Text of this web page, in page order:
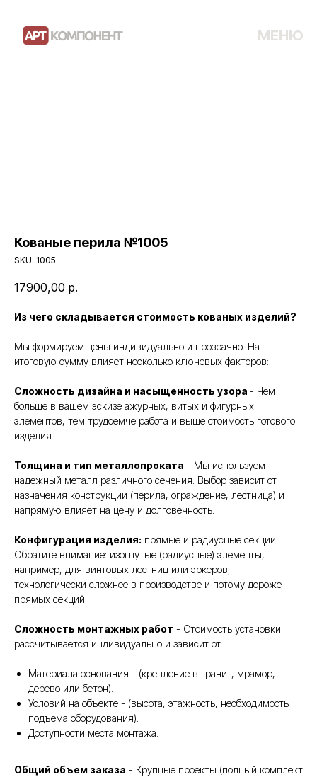
МЕНЮ
Кованые перила №1005
SKU: 1005
17900,00 р.
Из чего складывается стоимость кованых изделий?
Мы формируем цены индивидуально и прозрачно. На
итоговую сумму влияет несколько ключевых факторов:
Сложность дизайна и насыщенность узора - Чем
больше в вашем эскизе ажурных, витых и фигурных
элементов, тем трудоемче работа и выше стоимость готового
изделия.
Толщина и тип металлопроката - Мы используем
надежный металл различного сечения. Выбор зависит от
назначения конструкции (перила, ограждение, лестница) и
напрямую влияет на цену и долговечность.
Конфигурация изделия: прямые и радиусные секции.
Обратите внимание: изогнутые (радиусные) элементы,
например, для винтовых лестниц или эркеров,
технологически сложнее в производстве и потому дороже
прямых секций.
Сложность монтажных работ - Стоимость установки
рассчитывается индивидуально и зависит от:
Материала основания - (крепление в гранит, мрамор,
дерево или бетон).
Условий на объекте - (высота, этажность, необходимость
подъема оборудования).
Доступности места монтажа.
Общий объем заказа - Крупные проекты (полный комплект